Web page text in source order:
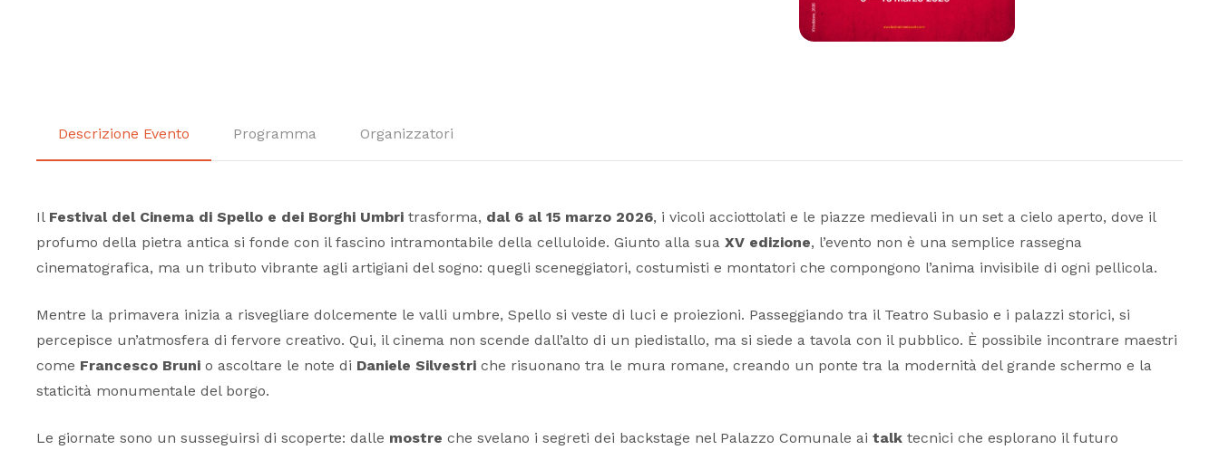
Descrizione Evento Programma Organizzatori
Il Festival del Cinema di Spello e dei Borghi Umbri trasforma, dal 6 al 15 marzo 2026, i vicoli acciottolati e le piazze medievali in un set a cielo aperto, dove il
profumo della pietra antica si fonde con il fascino intramontabile della celluloide. Giunto alla sua XV edizione, l’evento non è una semplice rassegna
cinematografica, ma un tributo vibrante agli artigiani del sogno: quegli sceneggiatori, costumisti e montatori che compongono l’anima invisibile di ogni pellicola.
Mentre la primavera inizia a risvegliare dolcemente le valli umbre, Spello si veste di luci e proiezioni. Passeggiando tra il Teatro Subasio e i palazzi storici, si
percepisce un’atmosfera di fervore creativo. Qui, il cinema non scende dall’alto di un piedistallo, ma si siede a tavola con il pubblico. È possibile incontrare maestri
come Francesco Bruni o ascoltare le note di Daniele Silvestri che risuonano tra le mura romane, creando un ponte tra la modernità del grande schermo e la
staticità monumentale del borgo.
Le giornate sono un susseguirsi di scoperte: dalle mostre che svelano i segreti dei backstage nel Palazzo Comunale ai talk tecnici che esplorano il futuro